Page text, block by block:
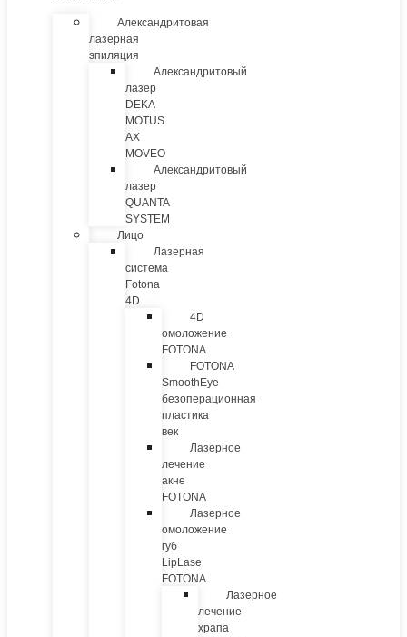
Александритовая
лазерная
эпиляция
Александритовый
лазер
DEKA
MOTUS
AX
MOVEO
Александритовый
лазер
QUANTA
SYSTEM
Лицо
Лазерная
система
Fotona
4D
4D
омоложение
FOTONA
FOTONA
SmoothEye
безоперационная
пластика
век
Лазерное
лечение
акне
FOTONA
Лазерное
омоложение
губ
LipLase
FOTONA
Лазерное
лечение
храпа